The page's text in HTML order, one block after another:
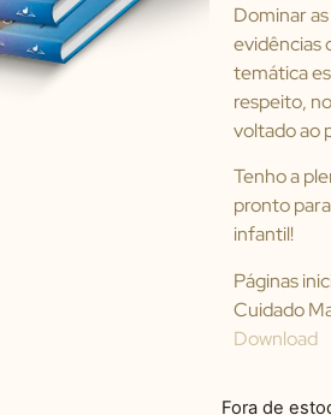
Dominar
evidências
temática
respeito,
voltado ao
Tenho a
pronto
infantil!
Páginas
Cuidado
Download
Fora de